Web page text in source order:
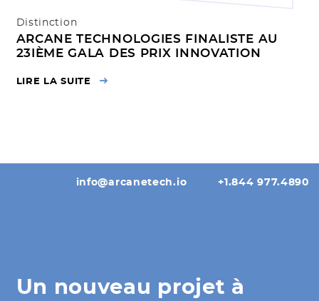
Distinction
ARCANE TECHNOLOGIES FINALISTE AU
23IÈME GALA DES PRIX INNOVATION
LIRE LA SUITE
info@arcanetech.io +1.844 977.4890
Un nouveau projet à